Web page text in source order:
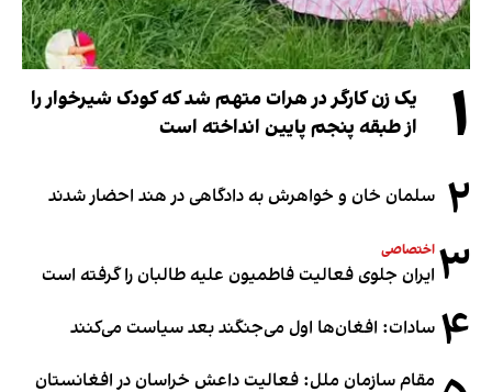
۱
یک زن کارگر در هرات متهم شد که کودک شیرخوار را
از طبقه پنجم پایین انداخته است
۲ سلمان خان و خواهرش به دادگاهی در هند احضار شدند
۳ اختصاصی
ایران جلوی فعالیت فاطمیون علیه طالبان را گرفته است
۴ سادات: افغان‌ها اول می‌جنگند بعد سیاست می‌کنند
مقام سازمان ملل: فعالیت داعش خراسان در افغانستان